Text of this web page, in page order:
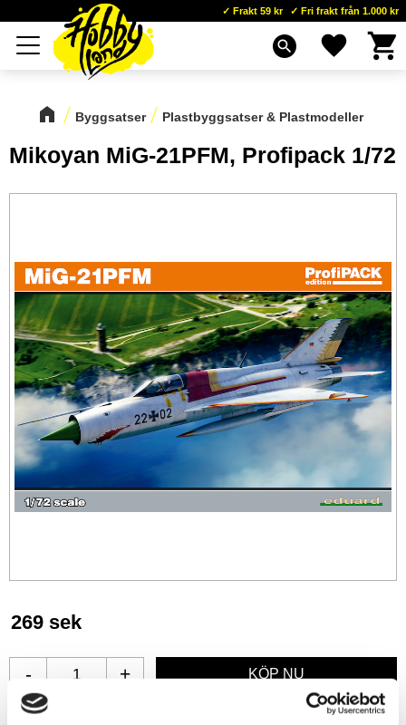
Meny
Frakt 59 kr Fri frakt från 1.000 kr
search Favoriter
Byggsatser Plastbyggsatser & Plastmodeller
Mikoyan MiG-21PFM, Profipack 1/72
269 sek
+
-